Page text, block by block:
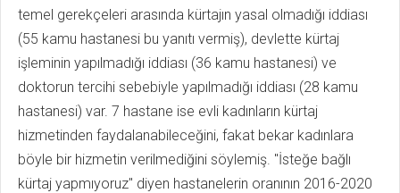
temel gerekçeleri arasında kürtajın yasal olmadığı iddiası
(55 kamu hastanesi bu yanıtı vermiş), devlette kürtaj
işleminin yapılmadığı iddiası (36 kamu hastanesi) ve
doktorun tercihi sebebiyle yapılmadığı iddiası (28 kamu
hastanesi) var. 7 hastane ise evli kadınların kürtaj
hizmetinden faydalanabileceğini, fakat bekar kadınlara
böyle bir hizmetin verilmediğini söylemiş. "İsteğe bağlı
kürtaj yapmıyoruz" diyen hastanelerin oranının 2016-2020